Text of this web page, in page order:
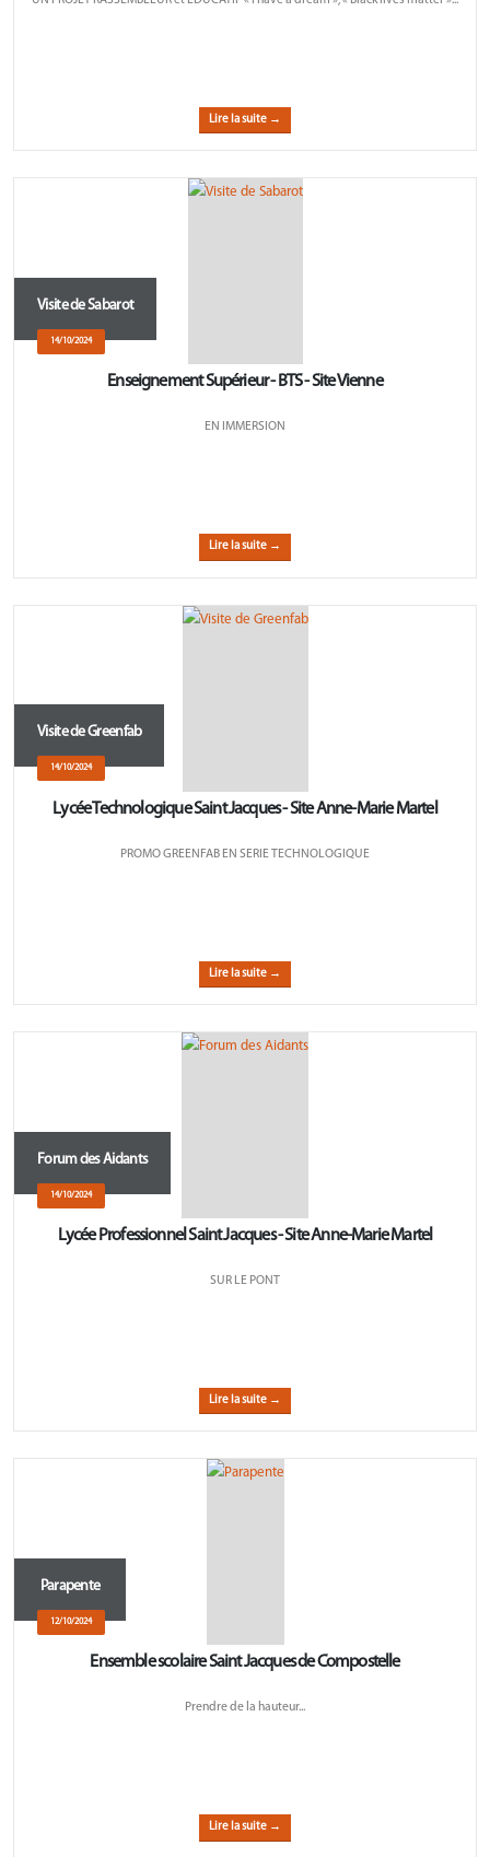
Lire la suite →
Visite de Sabarot
14/10/2024
Enseignement Supérieur - BTS - Site Vienne
EN IMMERSION
Lire la suite →
Visite de Greenfab
14/10/2024
Lycée Technologique Saint Jacques - Site Anne-Marie Martel
PROMO GREENFAB EN SERIE TECHNOLOGIQUE
Lire la suite →
Forum des Aidants
14/10/2024
Lycée Professionnel Saint Jacques - Site Anne-Marie Martel
SUR LE PONT
Lire la suite →
Parapente
12/10/2024
Ensemble scolaire Saint Jacques de Compostelle
Prendre de la hauteur...
Lire la suite →